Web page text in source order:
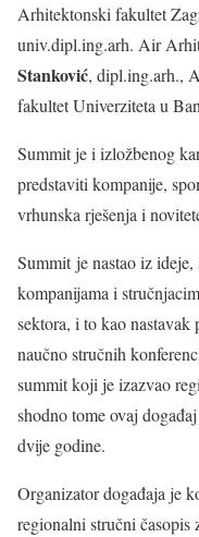
Arhitektonski fakultet
univ.dipl.ing.arh. Air
Stanković, dipl.ing.arh.,
fakultet Univerziteta u
Summit je i izložbenog
predstaviti kompanije,
vrhunska rješenja i
Summit je nastao iz
kompanijama i
sektora, i to kao
naučno stručnih
summit koji je izazvao
shodno tome ovaj
dvije godine.
Organizator događaja je
regionalni stručni časopis